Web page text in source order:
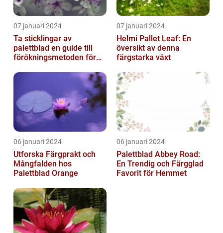
07 januari 2024
Ta sticklingar av
palettblad en guide till
förökningsmetoden för
07 januari 2024
Helmi Pallet Leaf: En
översikt av denna
färgstarka växt
06 januari 2024
Utforska Färgprakt och
Mångfalden hos
Palettblad Orange
06 januari 2024
Palettblad Abbey Road:
En Trendig och Färgglad
Favorit för Hemmet